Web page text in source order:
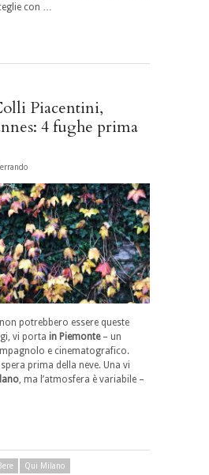
con …
Piacentini,
4 fughe prima
non potrebbero essere queste
vi porta in Piemonte– un
e cinematografico.
spera prima della neve. Una vi
, ma l’atmosfera è variabile –
Qui Milano